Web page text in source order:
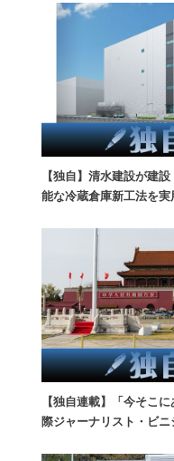
【独自】清水建設が建
能な冷蔵倉庫新工法を実
【独自連載】「今そこ
際ジャーナリスト・ビニ